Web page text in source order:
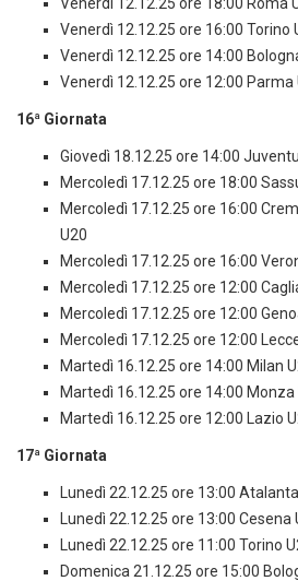
Venerdì 12.12.25 ore 16:00 Torino
Venerdì 12.12.25 ore 14:00
Venerdì 12.12.25 ore 12:00 Parma
16ª Giornata
Giovedì 18.12.25 ore 14:00
Mercoledì 17.12.25 ore 18:00
Mercoledì 17.12.25 ore 16:00
U20
Mercoledì 17.12.25 ore 16:00
Mercoledì 17.12.25 ore 12:00
Mercoledì 17.12.25 ore 12:00
Mercoledì 17.12.25 ore 12:00
Martedì 16.12.25 ore 14:00 Milan
Martedì 16.12.25 ore 14:00 Monza
Martedì 16.12.25 ore 12:00 Lazio
17ª Giornata
Lunedì 22.12.25 ore 13:00
Lunedì 22.12.25 ore 13:00
Lunedì 22.12.25 ore 11:00 Torino
Domenica 21.12.25 ore 15:00